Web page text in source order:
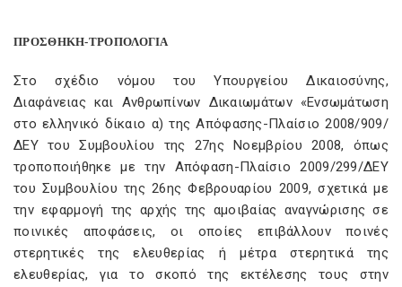
ΠΡΟΣΘΗΚΗ-ΤΡΟΠΟΛΟΓΙΑ
Στο σχέδιο νόμου του Υπουργείου Δικαιοσύνης,
Διαφάνειας και Ανθρωπίνων Δικαιωμάτων «Ενσωμάτωση
στο ελληνικό δίκαιο α) της Απόφασης-Πλαίσιο 2008/909/
ΔΕΥ του Συμβουλίου της 27ης Νοεμβρίου 2008, όπως
τροποποιήθηκε με την Απόφαση-Πλαίσιο 2009/299/ΔΕΥ
του Συμβουλίου της 26ης Φεβρουαρίου 2009, σχετικά με
την εφαρμογή της αρχής της αμοιβαίας αναγνώρισης σε
ποινικές αποφάσεις, οι οποίες επιβάλλουν ποινές
στερητικές της ελευθερίας ή μέτρα στερητικά της
ελευθερίας, για το σκοπό της εκτέλεσης τους στην